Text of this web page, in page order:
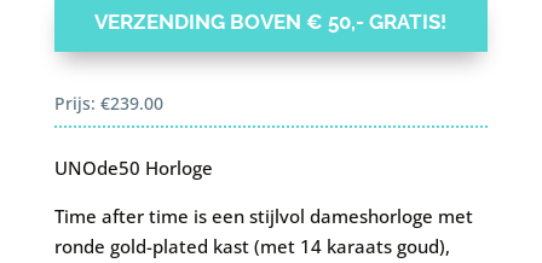
VERZENDING BOVEN € 50,- GRATIS!
Prijs: €239.00
UNOde50 Horloge
Time after time is een stijlvol dameshorloge met
ronde gold-plated kast (met 14 karaats goud),